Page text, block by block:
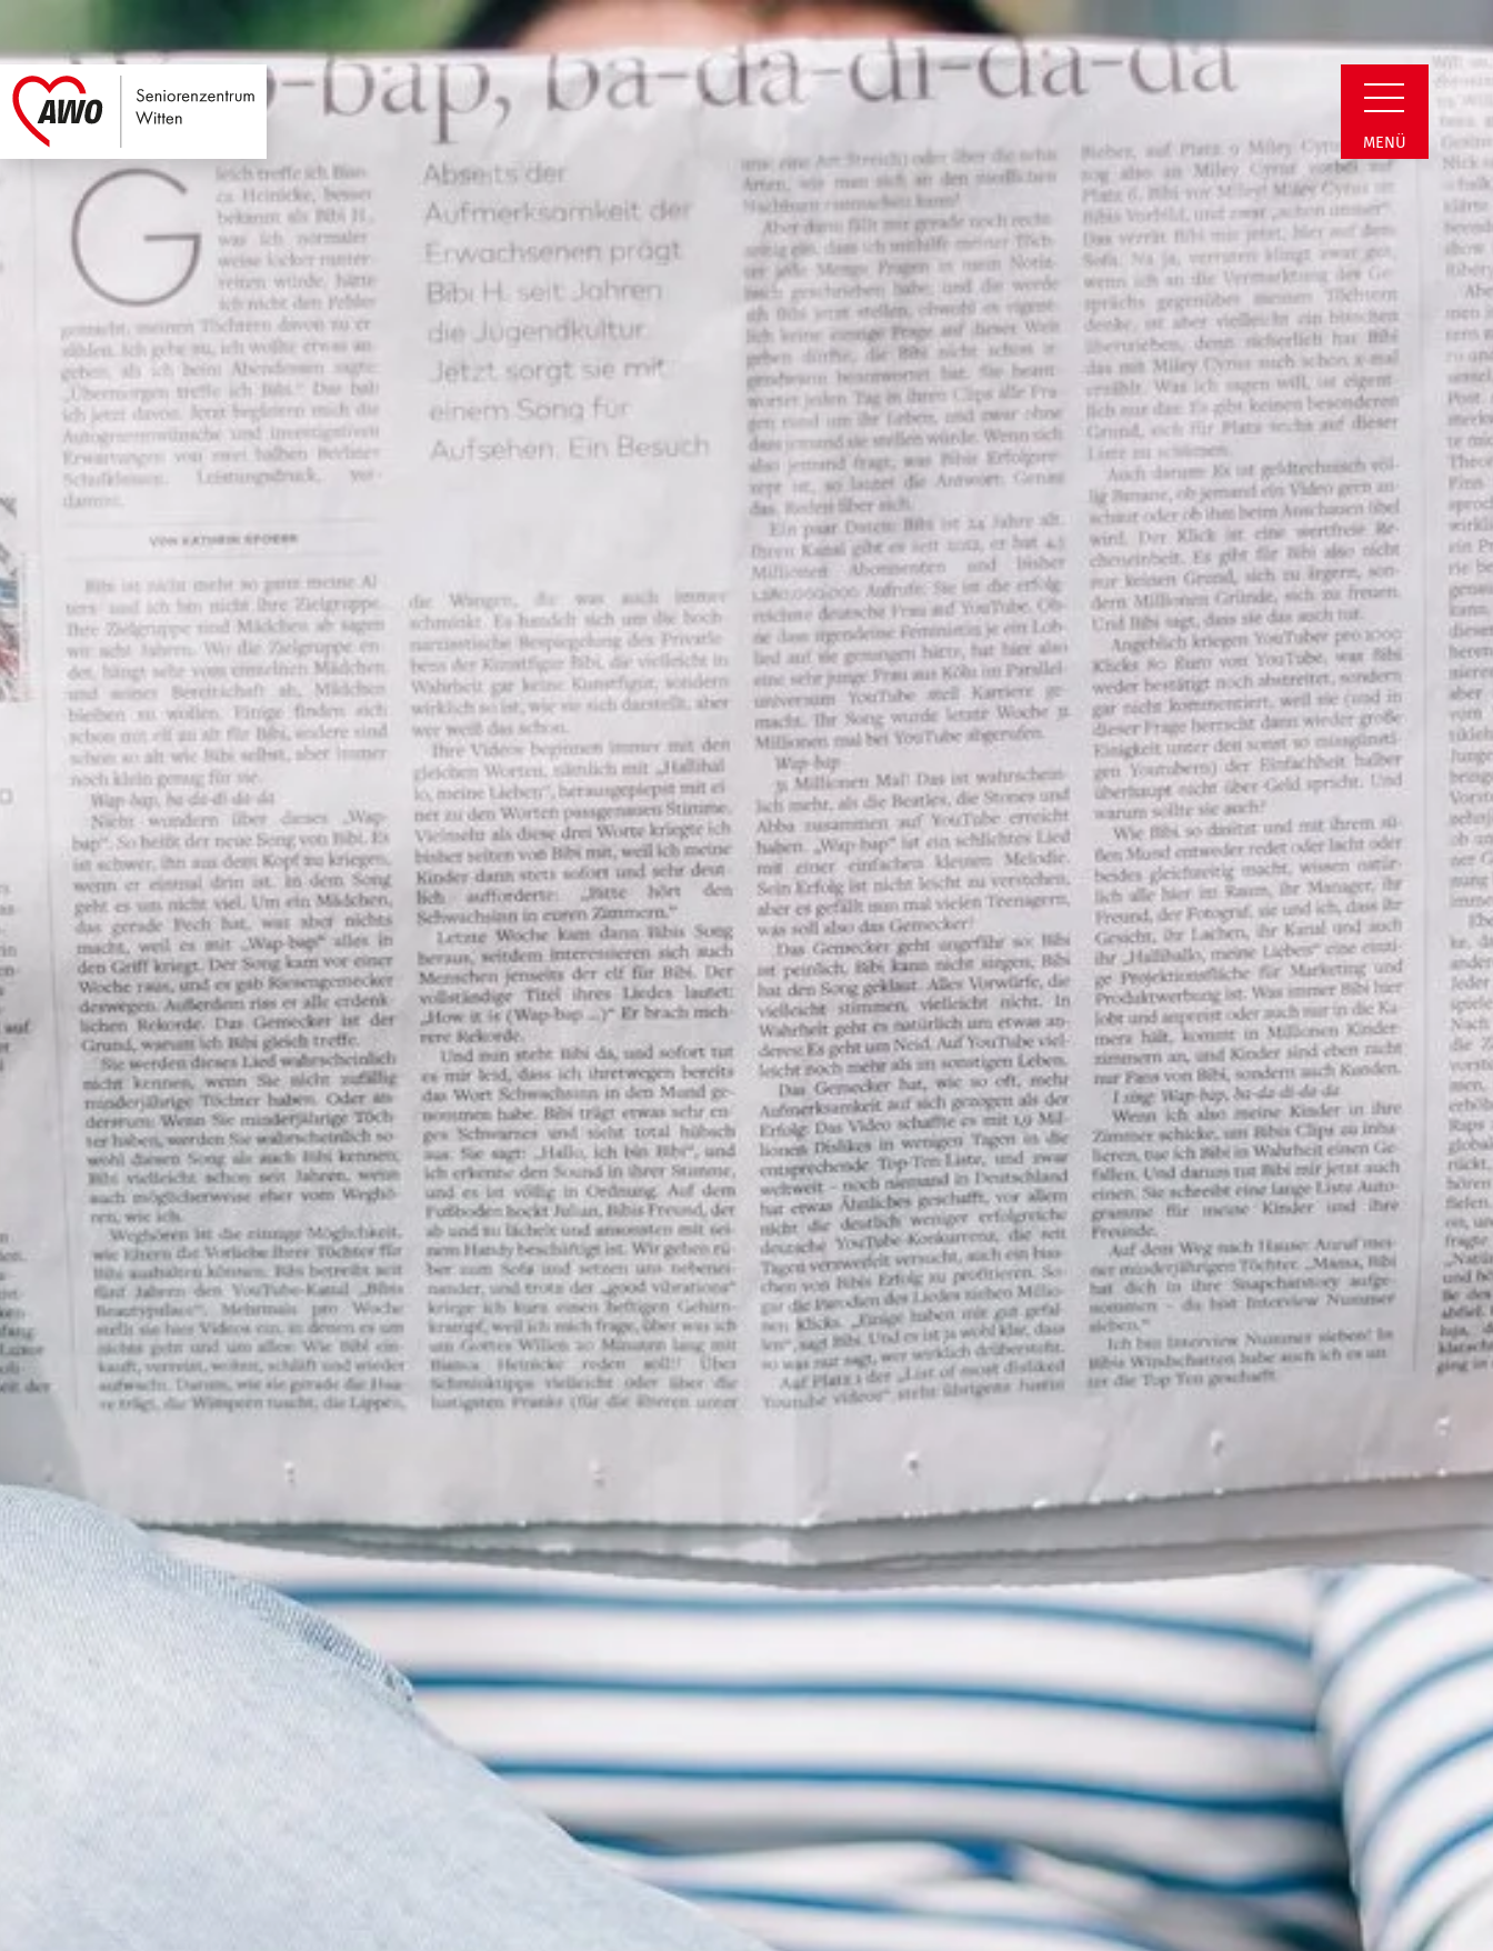
Seniorenzentrum Witten | Neuigkeiten Übersicht
Link zu Home
MENÜ